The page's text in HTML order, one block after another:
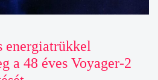
energiatrükkel
a 48 éves Voyager-2